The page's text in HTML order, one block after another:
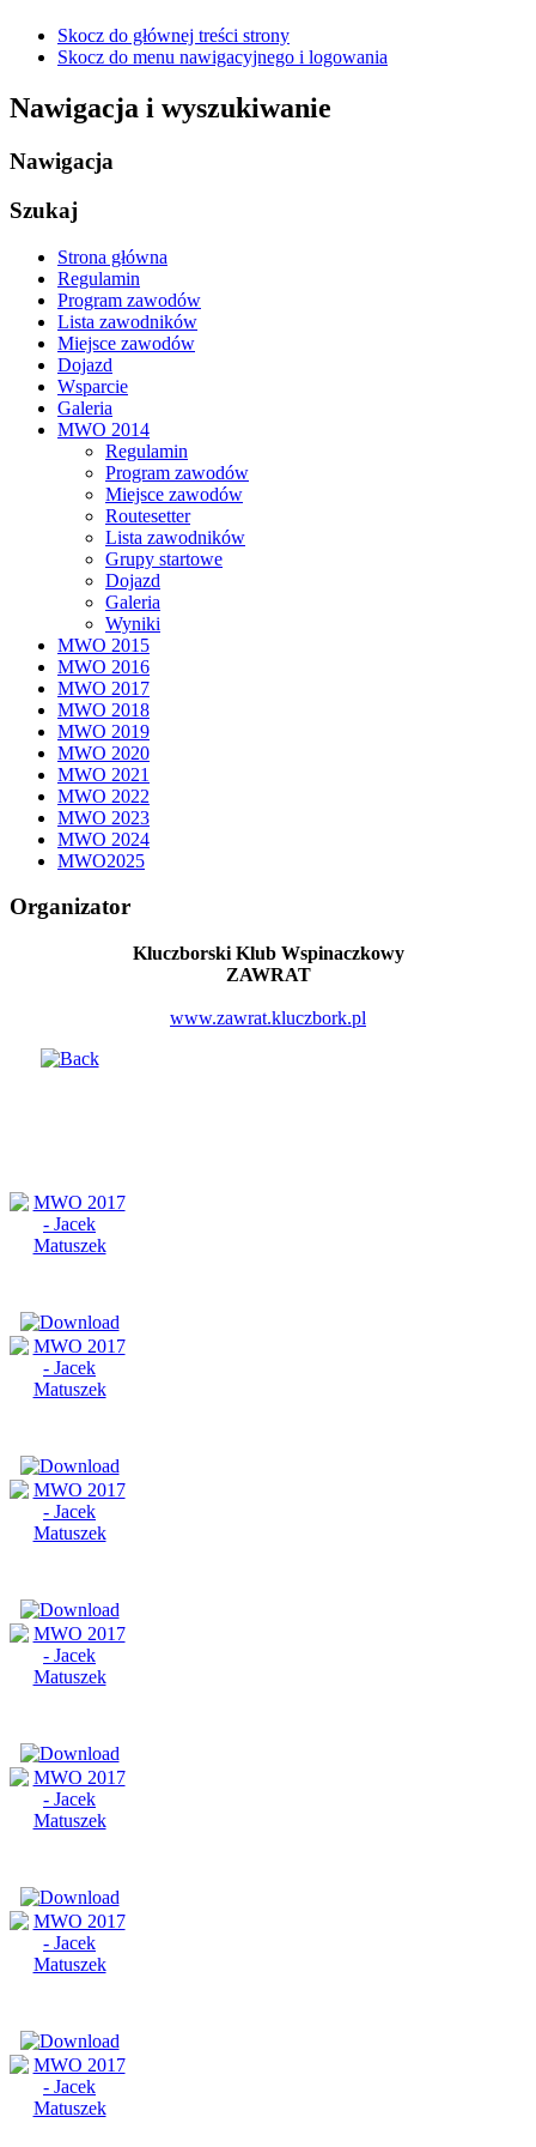
Skocz do głównej treści strony
Skocz do menu nawigacyjnego i logowania
Nawigacja i wyszukiwanie
Nawigacja
Szukaj
Strona główna
Regulamin
Program zawodów
Lista zawodników
Miejsce zawodów
Dojazd
Wsparcie
Galeria
MWO 2014
Regulamin
Program zawodów
Miejsce zawodów
Routesetter
Lista zawodników
Grupy startowe
Dojazd
Galeria
Wyniki
MWO 2015
MWO 2016
MWO 2017
MWO 2018
MWO 2019
MWO 2020
MWO 2021
MWO 2022
MWO 2023
MWO 2024
MWO2025
Organizator
Kluczborski Klub Wspinaczkowy
ZAWRAT
www.zawrat.kluczbork.pl